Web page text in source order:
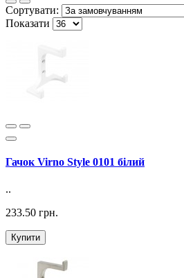
Сортувати:
Показати
Гачок Virno Style 0101 білий
..
233.50 грн.
Купити